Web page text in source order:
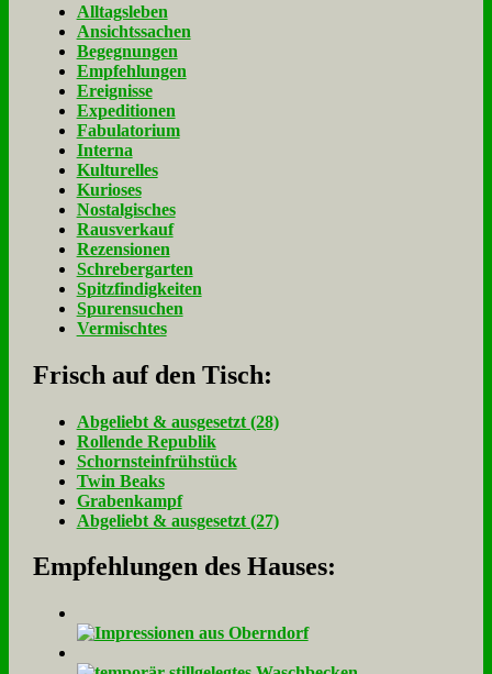
Alltagsleben
Ansichtssachen
Begegnungen
Empfehlungen
Ereignisse
Expeditionen
Fabulatorium
Interna
Kulturelles
Kurioses
Nostalgisches
Rausverkauf
Rezensionen
Schrebergarten
Spitzfindigkeiten
Spurensuchen
Vermischtes
Frisch auf den Tisch:
Ab­ge­liebt & aus­ge­setzt (28)
Rol­len­de Re­pu­blik
Schorn­stein­früh­stück
Twin Beaks
Gra­ben­kampf
Ab­ge­liebt & aus­ge­setzt (27)
Empfehlungen des Hauses: